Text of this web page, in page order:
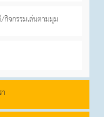
กิจกรรมเล่นตามมุม